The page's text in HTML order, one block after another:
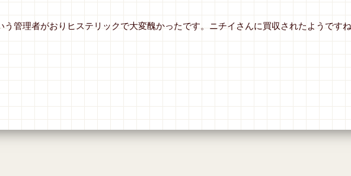
管理者がおりヒステリックで大変醜かったです。ニチイさんに買収されたようです